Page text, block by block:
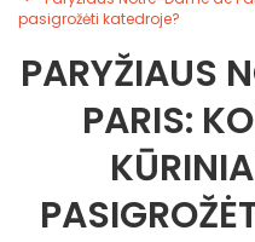
pasigrožėti katedroje?
PARYŽIAUS
PARIS: